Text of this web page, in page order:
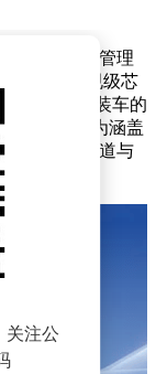
AFE（电池管理
着国产车规级芯
内首款量产装车的
，已发展为涵盖
，形成16通道与
关注公